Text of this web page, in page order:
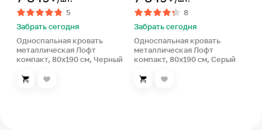
5
Забрать сегодня
Односпальная кровать
металлическая Лофт
компакт, 80х190 см, Черный
8
Забрать сегодня
Односпальная кровать
металлическая Лофт
компакт, 80х190 см, Серый